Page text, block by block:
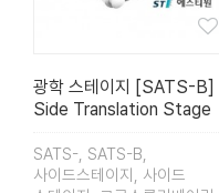
광학 스테이지 [SATS-B]
Side Translation Stage
SATS-, SATS-B,
사이드스테이지, 사이드